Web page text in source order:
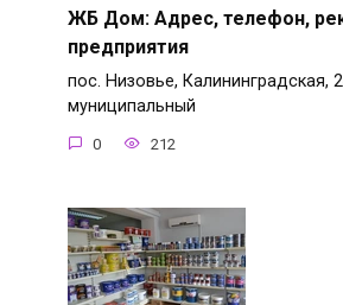
ЖБ Дом: Адрес, телефон,
предприятия
пос. Низовье, Калининградская,
муниципальный
0 212